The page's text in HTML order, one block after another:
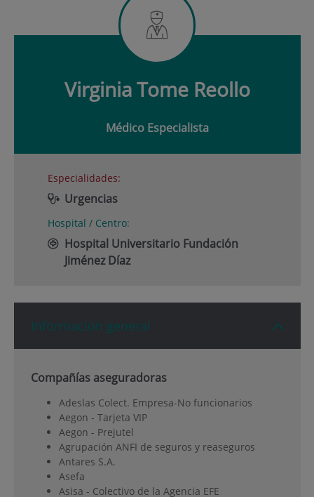
VirginiaTome Reollo
Médico Especialista
Especialidades:
Urgencias
Hospital / Centro:
Hospital Universitario Fundación
Jiménez Díaz
Información general
Compañías aseguradoras
Adeslas Colect. Empresa-No funcionarios
Aegon - Tarjeta VIP
Aegon - Prejutel
Agrupación ANFI de seguros y reaseguros
Antares S.A.
Asefa
Asisa - Colectivo de la Agencia EFE